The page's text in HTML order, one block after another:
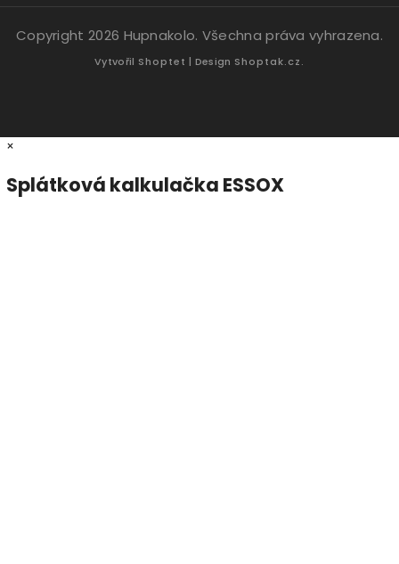
Copyright 2026 Hupnakolo. Všechna práva vyhrazena.
Vytvořil Shoptet | Design Shoptak.cz.
×
Splátková kalkulačka ESSOX